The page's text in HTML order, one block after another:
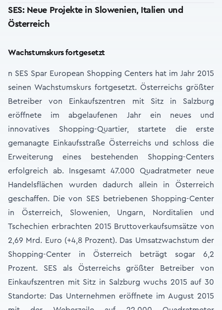
SES: Neue Projekte in Slowenien, Italien und
Österreich
Wachstumskurs fortgesetzt
n SES Spar European Shopping Centers hat im Jahr 2015
seinen Wachstumskurs fortgesetzt. Österreichs größter
Betreiber von Einkaufszentren mit Sitz in Salzburg
eröffnete im abgelaufenen Jahr ein neues und
innovatives Shopping-Quartier, startete die erste
gemanagte Einkaufsstraße Österreichs und schloss die
Erweiterung eines bestehenden Shopping-Centers
erfolgreich ab. Insgesamt 47.000 Quadratmeter neue
Handelsflächen wurden dadurch allein in Österreich
geschaffen. Die von SES betriebenen Shopping-Center
in Österreich, Slowenien, Ungarn, Norditalien und
Tschechien erbrachten 2015 Bruttoverkaufsumsätze von
2,69 Mrd. Euro (+4,8 Prozent). Das Umsatzwachstum der
Shopping-Center in Österreich beträgt sogar 6,2
Prozent. SES als Österreichs größter Betreiber von
Einkaufszentren mit Sitz in Salzburg wuchs 2015 auf 30
Standorte: Das Unternehmen eröffnete im August 2015